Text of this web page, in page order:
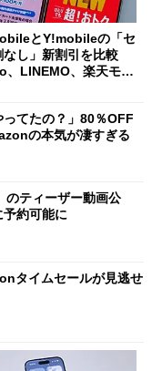
とY!mobileの「セ
なし」新割引を比較
、LINEMO、楽天モバ
ってたの？」80％OFF
の本気が凄すぎる
のティーザー動画公
約可能に
タイムセールが見逃せ